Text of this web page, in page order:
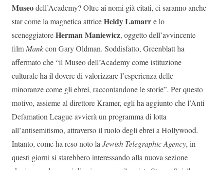
Museodell’Academy? Oltre ai nomi già citati, ci saranno anche
star come la magnetica attriceHeidy Lamarre lo
sceneggiatoreHerman Maniewicz, oggetto dell’avvincente
film Mankcon Gary Oldman. Soddisfatto, Greenblatt ha
affermato che “il Museo dell’Academy come istituzione
culturale ha il dovere di valorizzare l’esperienza delle
minoranze come gli ebrei, raccontandone le storie”. Per questo
motivo, assieme al direttore Kramer, egli ha aggiunto che l’Anti
Defamation League avvierà un programma di lotta
all’antisemitismo, attraverso il ruolo degli ebrei a Hollywood.
Intanto, come ha reso noto la Jewish Telegraphic Agency, in
questi giorni si starebbero interessando alla nuova sezione